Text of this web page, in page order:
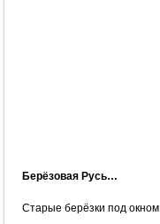
Берёзовая Русь…
Старые берёзки под окном